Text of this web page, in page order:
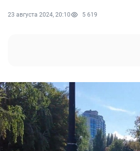
23 августа 2024, 20:10 5 619